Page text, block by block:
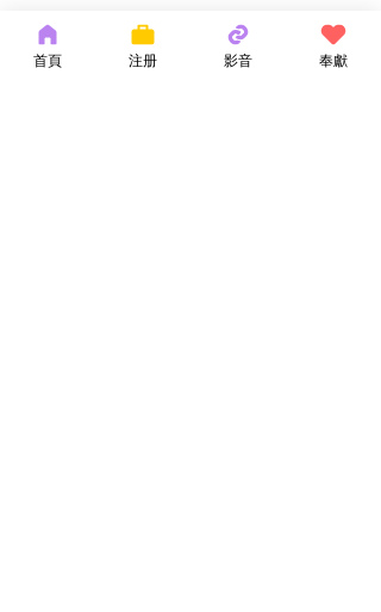
首頁 注册 影音 奉獻